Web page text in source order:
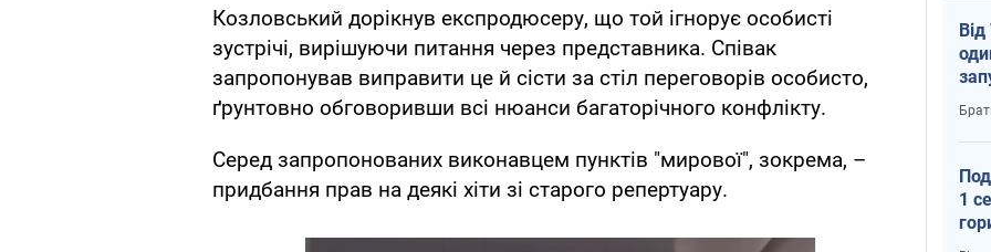
Козловський дорікнув експродюсеру, що той ігнорує особисті
зустрічі, вирішуючи питання через представника. Співак
запропонував виправити це й сісти за стіл переговорів особисто,
ґрунтовно обговоривши всі нюанси багаторічного конфлікту.
Серед запропонованих виконавцем пунктів "мирової", зокрема, –
придбання прав на деякі хіти зі старого репертуару.
1